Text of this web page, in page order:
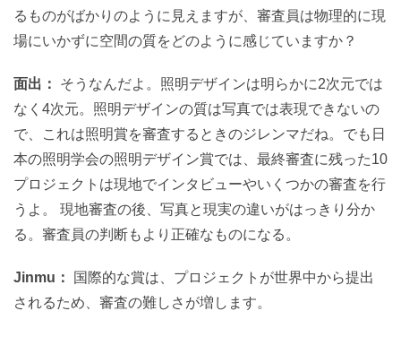
るものがばかりのように見えますが、審査員は物理的に現
場にいかずに空間の質をどのように感じていますか？
面出：
そうなんだよ。照明デザインは明らかに2次元では
なく4次元。照明デザインの質は写真では表現できないの
で、これは照明賞を審査するときのジレンマだね。でも日
本の照明学会の照明デザイン賞では、最終審査に残った10
プロジェクトは現地でインタビューやいくつかの審査を行
うよ。 現地審査の後、写真と現実の違いがはっきり分か
る。審査員の判断もより正確なものになる。
Jinmu：
国際的な賞は、プロジェクトが世界中から提出
されるため、審査の難しさが増します。